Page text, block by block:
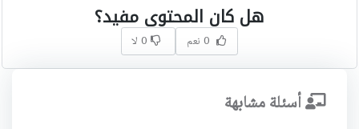
هل كان المحتوى مفيد؟
0 نعم 0 لا
أسئلة مشابهة